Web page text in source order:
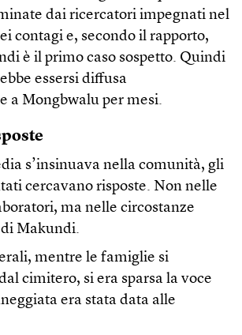
dai ricercatori impegnati nel
contagi e, secondo il rapporto,
è il primo caso sospetto. Quindi
essersi diffusa
a Mongbwalu per mesi.
s’insinuava nella comunità, gli
cercavano risposte. Non nelle
ma nelle circostanze
Makundi.
mentre le famiglie si
cimitero, si era sparsa la voce
era stata data alle